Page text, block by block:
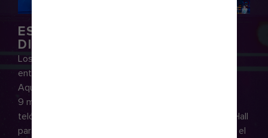
ESPECTÁCULOS Y ÉXITOS
DISCOGRÁFICOS
Los espectáculos a bordo marcan un récord para el
entretenimiento en alta mar. Comienza con el
AquaTheater y sus plataformas de salto de unos
9 metros, increíbles vistas al mar, un impresionante
telón de fondo y 518 m³ de agua. O dirígete a Music Hall
para ver en primera fila a las bandas tributo lucirse en el